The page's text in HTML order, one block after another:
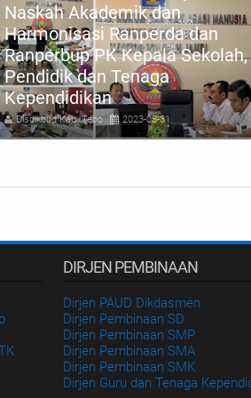
Naskah Akademik dan
Harmonisasi Ranperda dan
Ranperbup PK Kepala Sekolah,
Pendidik dan Tenaga
Kependidikan
Disdikbud Kab. Tebo 2023-05-31
DIRJEN PEMBINAAN
Dirjen PAUD Dikdasmen
Dirjen Pembinaan SD
Dirjen Pembinaan SMP
Dirjen Pembinaan SMA
Dirjen Pembinaan SMK
Dirjen Guru dan Tenaga